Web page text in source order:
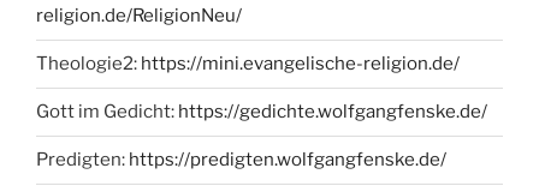
religion.de/ReligionNeu/
Theologie2: https://mini.evangelische-religion.de/
Gott im Gedicht: https://gedichte.wolfgangfenske.de/
Predigten: https://predigten.wolfgangfenske.de/